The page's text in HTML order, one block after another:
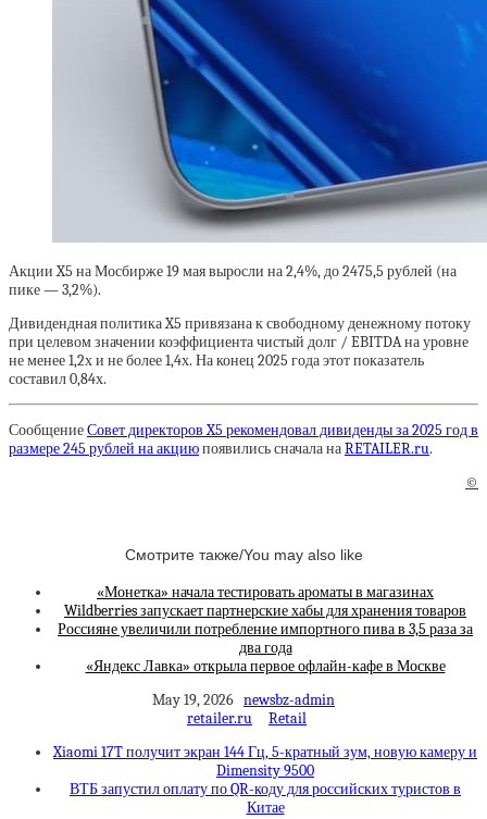
Акции X5 на Мосбирже 19 мая выросли на 2,4%, до 2475,5 рублей (на
пике — 3,2%).
Дивидендная политика X5 привязана к свободному денежному потоку
при целевом значении коэффициента чистый долг / EBITDA на уровне
не менее 1,2х и не более 1,4х. На конец 2025 года этот показатель
составил 0,84х.
СообщениеСовет директоров X5 рекомендовал дивиденды за 2025 год в
размере 245 рублей на акциюпоявились сначала наRETAILER.ru.
©
Смотрите также/You may also like
«Монетка» начала тестировать ароматы в магазинах
Wildberries запускает партнерские хабы для хранения товаров
Россияне увеличили потребление импортного пива в 3,5 раза за
два года
«Яндекс Лавка» открыла первое офлайн-кафе в Москве
May 19, 2026 newsbz-admin
retailer.ru
Retail
Xiaomi 17T получит экран 144 Гц, 5-кратный зум, новую камеру и
Dimensity 9500
ВТБ запустил оплату по QR-коду для российских туристов в
Китае